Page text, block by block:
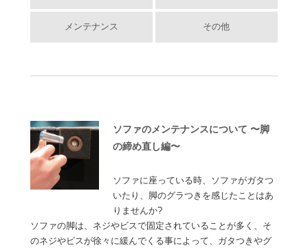
メンテナンス その他
ソファのメンテナンスについて 〜脚
の締め直し編〜
ソファに座っている時、ソファがガタつ
いたり、脚のグラつきを感じたことはあ
りませんか?
ソファの脚は、ネジやビスで固定されていることが多く、そ
のネジやビスが徐々に緩んでくる事によって、ガタつきやグ